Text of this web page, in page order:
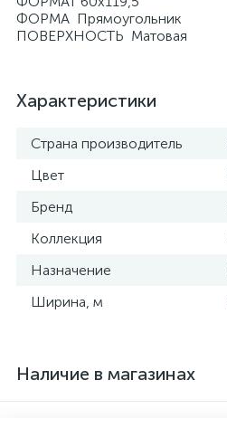
ФОРМА Прямоугольник
ПОВЕРХНОСТЬ Матовая
Характеристики
Страна производитель
Цвет
Бренд
Коллекция
Назначение
Ширина, м
Наличие в магазинах